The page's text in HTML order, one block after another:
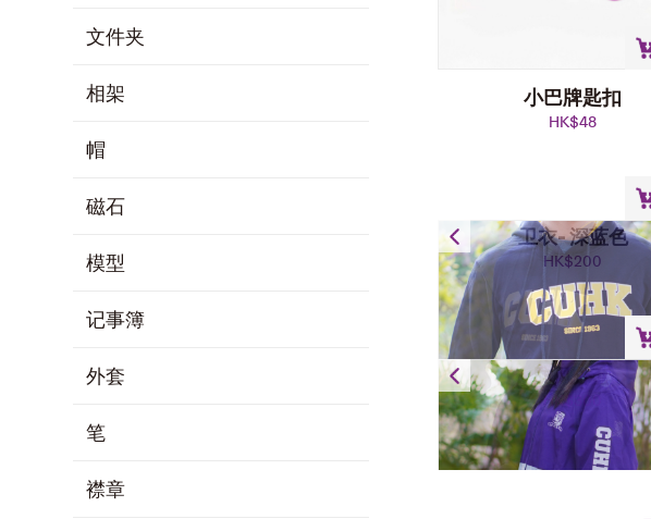
文件夹
相架
帽
磁石
模型
记事簿
外套
笔
襟章
小巴牌匙扣
HK$48
卫衣- 深蓝色
HK$200
防风外套
HK$ 300